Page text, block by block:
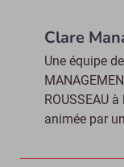
Clare
Une équipe
ROUSSEAU
animée par